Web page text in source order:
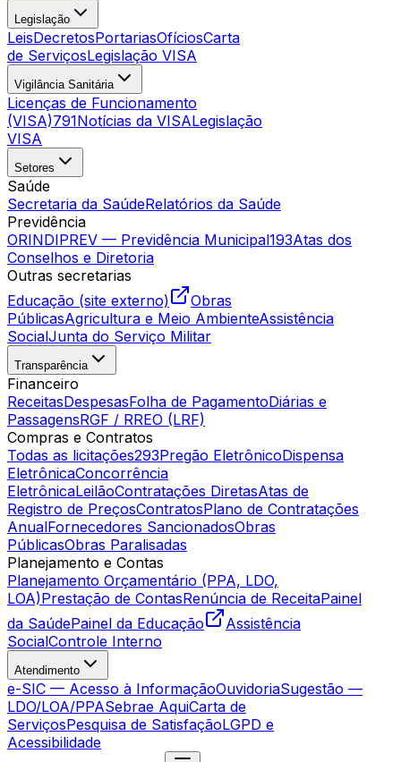
Legislação
LeisDecretosPortariasOfíciosCarta
de ServiçosLegislação VISA
Vigilância Sanitária
Licenças de Funcionamento
(VISA)791Notícias da VISALegislação
VISA
Setores
Saúde
Secretaria da SaúdeRelatórios da Saúde
Previdência
ORINDIPREV — Previdência Municipal193Atas dos
Conselhos e Diretoria
Outras secretarias
Educação (site externo)
Obras
PúblicasAgricultura e Meio AmbienteAssistência
SocialJunta do Serviço Militar
Transparência
Financeiro
ReceitasDespesasFolha de PagamentoDiárias e
PassagensRGF / RREO (LRF)
Compras e Contratos
Todas as licitações293Pregão EletrônicoDispensa
EletrônicaConcorrência
EletrônicaLeilãoContratações DiretasAtas de
Registro de PreçosContratosPlano de Contratações
AnualFornecedores SancionadosObras
PúblicasObras Paralisadas
Planejamento e Contas
Planejamento Orçamentário (PPA, LDO,
LOA)Prestação de ContasRenúncia de ReceitaPainel
da SaúdePainel da Educação
Assistência
SocialControle Interno
Atendimento
e-SIC — Acesso à InformaçãoOuvidoriaSugestão —
LDO/LOA/PPASebrae AquiCarta de
ServiçosPesquisa de SatisfaçãoLGPD e
Acessibilidade